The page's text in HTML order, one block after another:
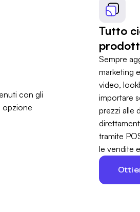
Tutto
Sempre
marketing
video,
importare
prezzi alle
tramite
le vendite